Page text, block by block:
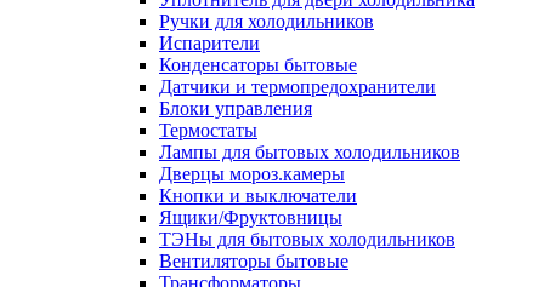
Ручки для холодильников
Испарители
Конденсаторы бытовые
Датчики и термопредохранители
Блоки управления
Термостаты
Лампы для бытовых холодильников
Дверцы мороз.камеры
Кнопки и выключатели
Ящики/Фруктовницы
ТЭНы для бытовых холодильников
Вентиляторы бытовые
Трансформаторы